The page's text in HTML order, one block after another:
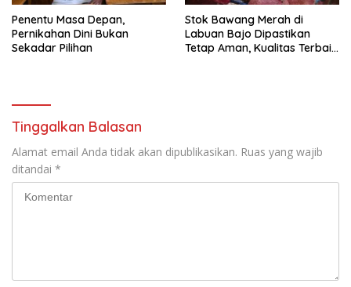
Penentu Masa Depan,
Pernikahan Dini Bukan
Sekadar Pilihan
Stok Bawang Merah di
Labuan Bajo Dipastikan
Tetap Aman, Kualitas Terbaik
Tinggalkan Balasan
Alamat email Anda tidak akan dipublikasikan. Ruas yang wajib
ditandai *